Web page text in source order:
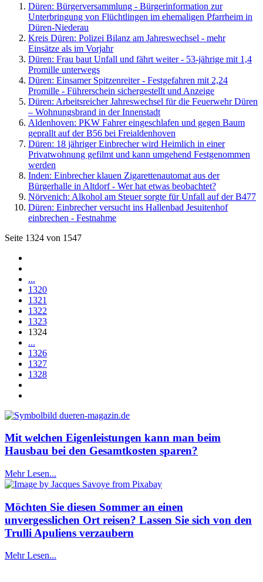
Düren: Bürgerversammlung - Bürgerinformation zur
Unterbringung von Flüchtlingen im ehemaligen Pfarrheim in
Düren-Niederau
Kreis Düren: Polizei Bilanz am Jahreswechsel - mehr
Einsätze als im Vorjahr
Düren: Frau baut Unfall und fährt weiter - 53-jährige mit 1,4
Promille unterwegs
Düren: Einsamer Spitzenreiter - Festgefahren mit 2,24
Promille - Führerschein sichergestellt und Anzeige
Düren: Arbeitsreicher Jahreswechsel für die Feuerwehr Düren
– Wohnungsbrand in der Innenstadt
Aldenhoven: PKW Fahrer eingeschlafen und gegen Baum
geprallt auf der B56 bei Freialdenhoven
Düren: 18 jähriger Einbrecher wird Heimlich in einer
Privatwohnung gefilmt und kann umgehend Festgenommen
werden
Inden: Einbrecher klauen Zigarettenautomat aus der
Bürgerhalle in Altdorf - Wer hat etwas beobachtet?
Nörvenich: Alkohol am Steuer sorgte für Unfall auf der B477
Düren: Einbrecher versucht ins Hallenbad Jesuitenhof
einbrechen - Festnahme
Seite 1324 von 1547
...
1320
1321
1322
1323
1324
...
1326
1327
1328
Mit welchen Eigenleistungen kann man beim
Hausbau bei den Gesamtkosten sparen?
Mehr Lesen...
Möchten Sie diesen Sommer an einen
unvergesslichen Ort reisen? Lassen Sie sich von den
Trulli Apuliens verzaubern
Mehr Lesen...